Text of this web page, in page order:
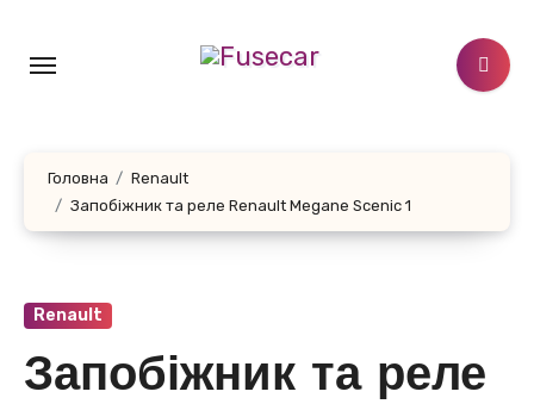
контенту
Головна
Renault
Запобіжник та реле Renault Megane Scenic 1
Renault
Запобіжник та реле